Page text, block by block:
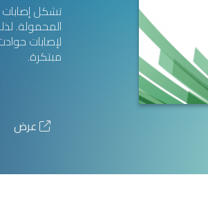
تشكل إصابات
المحمولة.
لإصابات
مبتكرة.
عرض